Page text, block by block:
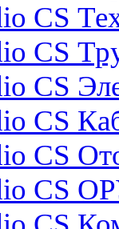
CS
CS
CS
CS
CS
CS